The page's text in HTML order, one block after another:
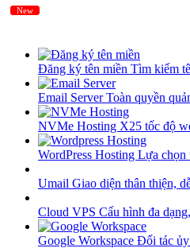
Đăng ký tên miền Tìm kiếm
Email ServerToàn quyền
NVMe Hosting X25 tốc độ
WordPress Hosting Lựa chọn
Umail Giao diện thân thiện,
Cloud VPS Cấu hình đa
Google Workspace Đối tác ủy
New
New